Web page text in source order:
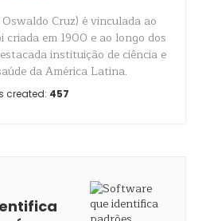
Cruz) é vinculada ao
criada em 1900 e ao longo dos
instituição de ciência e
da América Latina.
created: 457